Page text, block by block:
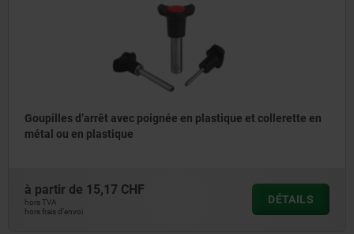
Goupilles d’arrêt avec poignée en plastique et collerette en
métal ou en plastique
à partir de 15,17 CHF
hors TVA
hors frais d’envoi
DÉTAILS